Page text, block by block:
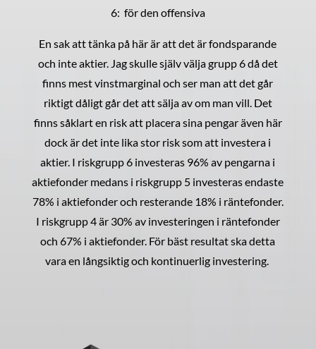
6: för den offensiva
En sak att tänka på här är att det är fondsparande
och inte aktier. Jag skulle själv välja grupp 6 då det
finns mest vinstmarginal och ser man att det går
riktigt dåligt går det att sälja av om man vill. Det
finns såklart en risk att placera sina pengar även här
dock är det inte lika stor risk som att investera i
aktier. I riskgrupp 6 investeras 96% av pengarna i
aktiefonder medans i riskgrupp 5 investeras endaste
78% i aktiefonder och resterande 18% i räntefonder.
I riskgrupp 4 är 30% av investeringen i räntefonder
och 67% i aktiefonder. För bäst resultat ska detta
vara en långsiktig och kontinuerlig investering.